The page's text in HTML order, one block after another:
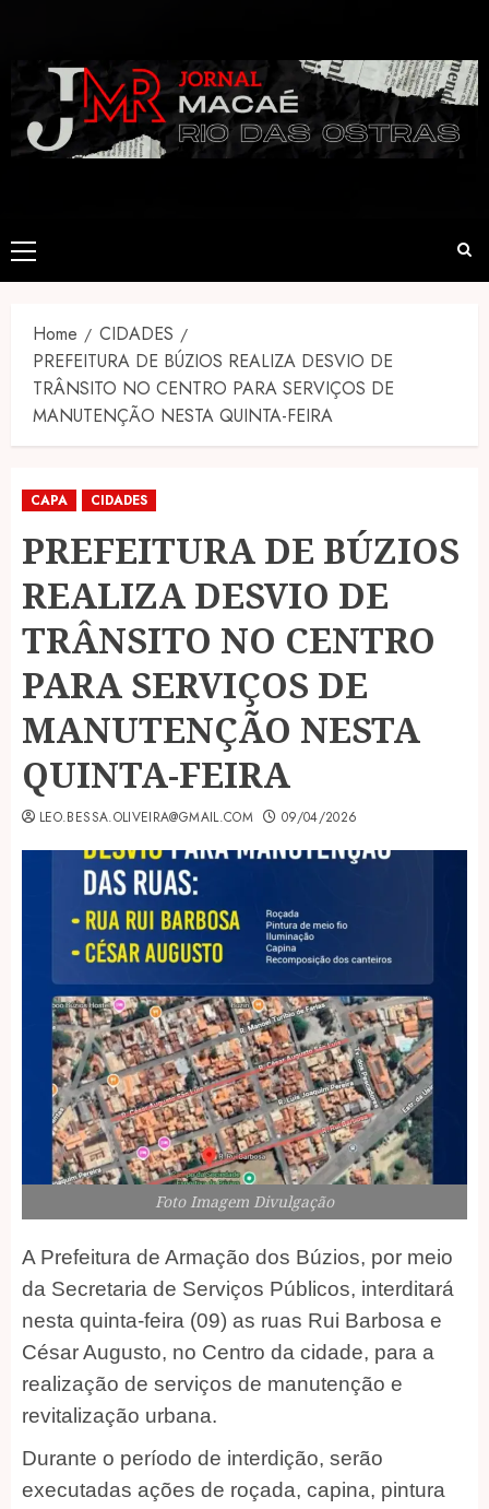
content
Primary
Menu
Home
CIDADES
PREFEITURA DE BÚZIOS REALIZA DESVIO DE
TRÂNSITO NO CENTRO PARA SERVIÇOS DE
MANUTENÇÃO NESTA QUINTA-FEIRA
CAPA CIDADES
PREFEITURA DE BÚZIOS
REALIZA DESVIO DE
TRÂNSITO NO CENTRO
PARA SERVIÇOS DE
MANUTENÇÃO NESTA
QUINTA-FEIRA
LEO.BESSA.OLIVEIRA@GMAIL.COM 09/04/2026
Foto Imagem Divulgação
A Prefeitura de Armação dos Búzios, por meio
da Secretaria de Serviços Públicos, interditará
nesta quinta-feira (09) as ruas Rui Barbosa e
César Augusto, no Centro da cidade, para a
realização de serviços de manutenção e
revitalização urbana.
Durante o período de interdição, serão
executadas ações de roçada, capina, pintura